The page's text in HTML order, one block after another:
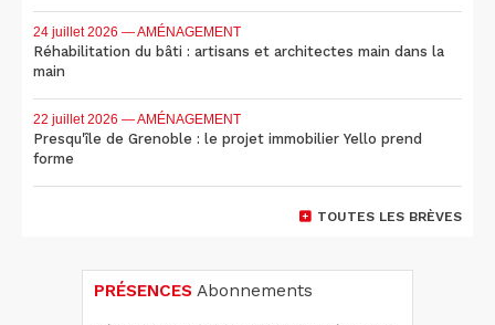
24 juillet 2026 — AMÉNAGEMENT
Réhabilitation du bâti : artisans et architectes main dans la
main
22 juillet 2026 — AMÉNAGEMENT
Presqu'île de Grenoble : le projet immobilier Yello prend
forme
TOUTES LES BRÈVES
PRÉSENCES Abonnements